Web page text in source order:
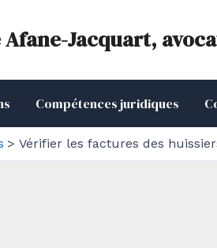
Jacquart,
Compétences juridiques
Vérifier les factures des